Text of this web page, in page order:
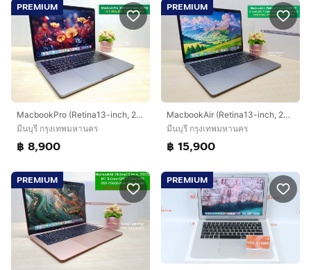
PREMIUM
MacbookPro (Retina13-inch, 2019) Touchbar i5 1.4Ghz SSD 128Gb Ram 8Gb สีสเปซเกรย์ ราคาคุ้มๆ
มีนบุรี กรุงเทพมหานคร
฿ 8,900
PREMIUM
MacbookAir (Retina13-inch, 2020) M1 8-Core CPU 7-Core GPU SSD 256Gb Ram 8Gb SpaceGray สวย ครบกล่อง ใช้น้อ
มีนบุรี กรุงเทพมหานคร
฿ 15,900
PREMIUM PREMIUM